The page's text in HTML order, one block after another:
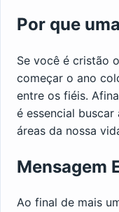
Por que
Se você é cristão
começar o ano
entre os fiéis.
é essencial
áreas da nossa
Mensagem
Ao final de mais